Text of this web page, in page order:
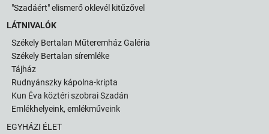
"Szadáért" elismerő oklevél kitűzővel
LÁTNIVALÓK
Székely Bertalan Műteremház Galéria
Székely Bertalan síremléke
Tájház
Rudnyánszky kápolna-kripta
Kun Éva köztéri szobrai Szadán
Emlékhelyeink, emlékműveink
EGYHÁZI ÉLET